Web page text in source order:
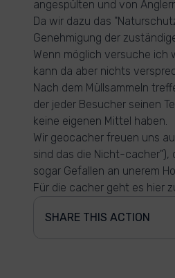
angespülten und von
Da wir dazu das
Genehmigung der
Wenn möglich versuche ich
kann da aber nichts
Nach dem Müllsammeln
der jeder Besucher seinen
keine eigenen Mittel haben.
Wir geocacher freuen uns
sind das die Nicht-
sogar Gefallen an unerem
Für die cacher geht es hier
SHARE THIS ACTION